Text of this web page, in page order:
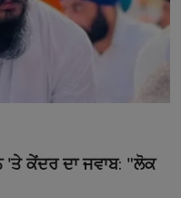
'ਤੇ ਕੇਂਦਰ ਦਾ ਜਵਾਬ: "ਲੋਕ